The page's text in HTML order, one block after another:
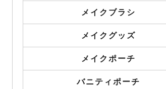
メイクブラシ
メイクグッズ
メイクポーチ
バニティポーチ